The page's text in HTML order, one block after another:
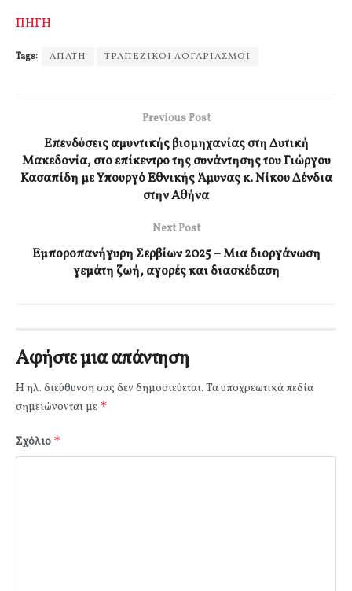
ΠΗΓΗ
Tags: ΑΠΑΤΗ ΤΡΑΠΕΖΙΚΟΙ ΛΟΓΑΡΙΑΣΜΟΙ
Previous Post
Επενδύσεις αμυντικής βιομηχανίας στη Δυτική
Μακεδονία, στο επίκεντρο της συνάντησης του Γιώργου
Κασαπίδη με Υπουργό Εθνικής Άμυνας κ. Νίκου Δένδια
στην Αθήνα
Next Post
Εμποροπανήγυρη Σερβίων 2025 – Μια διοργάνωση
γεμάτη ζωή, αγορές και διασκέδαση
Αφήστε μια απάντηση
Η ηλ. διεύθυνση σας δεν δημοσιεύεται. Τα υποχρεωτικά πεδία
σημειώνονται με *
Σχόλιο *